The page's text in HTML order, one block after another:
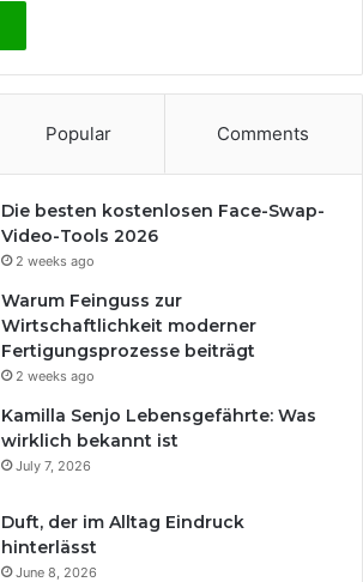
Popular Comments
Die besten kostenlosen Face-Swap-
Video-Tools 2026
2 weeks ago
Warum Feinguss zur
Wirtschaftlichkeit moderner
Fertigungsprozesse beiträgt
2 weeks ago
Kamilla Senjo Lebensgefährte: Was
wirklich bekannt ist
July 7, 2026
Duft, der im Alltag Eindruck
hinterlässt
June 8, 2026